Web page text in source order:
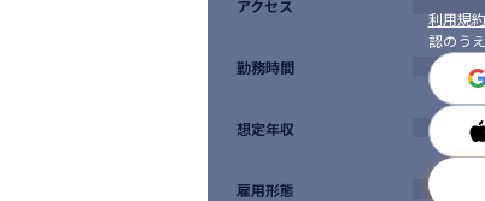
・キャリア入社の方は2週間から1
※必ずしも当案件に配属になる訳
利用規約
認のう
アクセス
勤務時間
想定年収
雇用形態